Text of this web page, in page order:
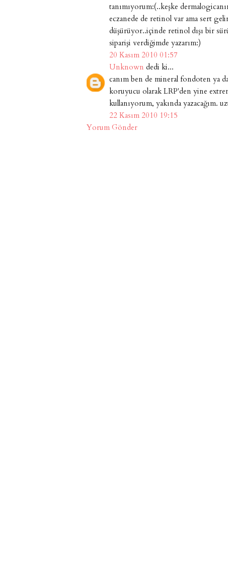
tanımıyorum:(..keşke
eczanede de retinol var ama sert
düşürüyor..içinde retinol dışı bir
siparişi verdiğimde yazarım:)
20 Kasım 2010 01:57
Unknown dedi ki...
canım ben de mineral fondoten ya
koruyucu olarak LRP'den yine
kullanıyorum, yakında yazacağım.
22 Kasım 2010 19:15
Yorum Gönder